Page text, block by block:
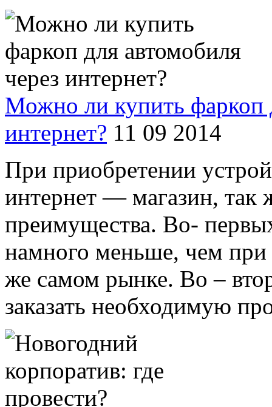
Можно ли купить фаркоп
интернет? 11 09 2014
При приобретении
интернет — магазин, так
преимущества. Во-
намного меньше, чем при
же самом рынке. Во –
заказать необходимую